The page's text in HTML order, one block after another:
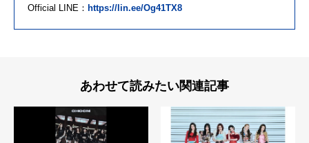
Official LINE： https://lin.ee/Og41TX8
あわせて読みたい関連記事